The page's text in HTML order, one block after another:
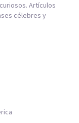
Artículos
célebres y